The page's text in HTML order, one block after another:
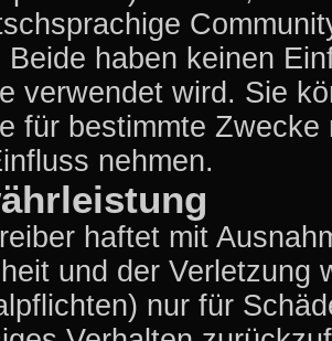
Beide haben keinen
verwendet wird. Sie
für bestimmte
nehmen.
haftet mit
und der Verletzung
nur für